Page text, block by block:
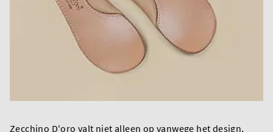
Zecchino D'oro valt niet alleen op vanwege het design,